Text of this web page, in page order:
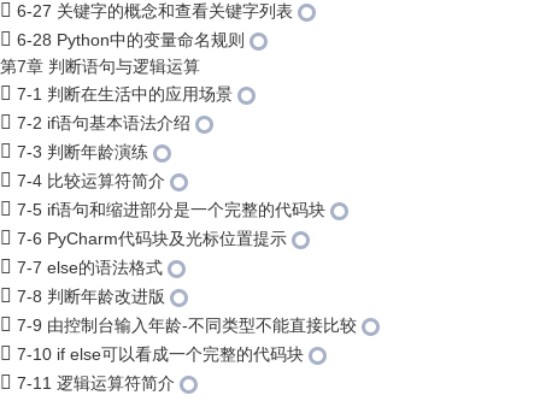
6-27 关键字的概念和查看关键字列表
6-28 Python中的变量命名规则
第7章 判断语句与逻辑运算
7-1 判断在生活中的应用场景
7-2 if语句基本语法介绍
7-3 判断年龄演练
7-4 比较运算符简介
7-5 if语句和缩进部分是一个完整的代码块
7-6 PyCharm代码块及光标位置提示
7-7 else的语法格式
7-8 判断年龄改进版
7-9 由控制台输入年龄-不同类型不能直接比较
7-10 if else可以看成一个完整的代码块
7-11 逻辑运算符简介